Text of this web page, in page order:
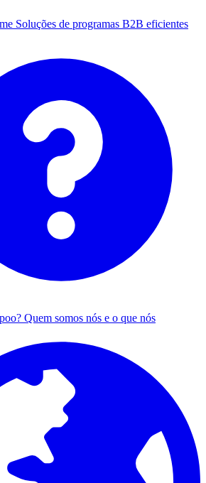
Soluções de programas B2B eficientes
Quem somos nós e o que nós